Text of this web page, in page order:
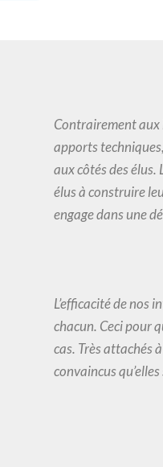
Contrairement aux
apports
aux côtés des
élus à construire
engage dans une
L’efficacité de nos
chacun. Ceci pour
cas. Très attachés
convaincus